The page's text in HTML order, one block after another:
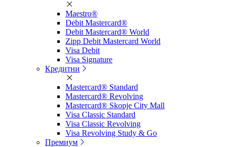
Maestro®
Debit Mastercard®
Debit Mastercard® World
Zipp Debit Mastercard World
Visa Debit
Visa Signature
Кредитни
Mastercard® Standard
Mastercard® Revolving
Mastercard® Skopje City Mall
Visa Classic Standard
Visa Classic Revolving
Visa Revolving Study & Go
Премиум